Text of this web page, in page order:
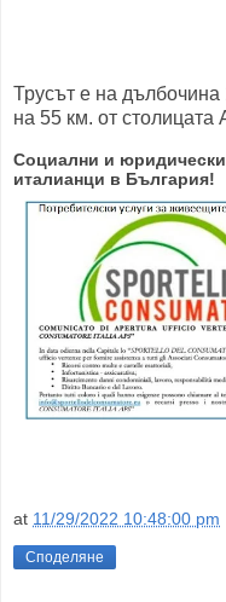
Трусът е на
на 55 км. от столицата
Социални и юридически
италианци в България!
at 11/29/2022 10:48:00 pm
Споделяне